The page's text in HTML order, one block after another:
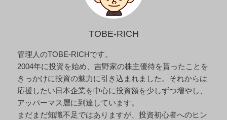
TOBE-RICH
管理人のTOBE-RICHです。
2004年に投資を始め、吉野家の株主優待を貰ったことを
きっかけに投資の魅力に引き込まれました。それからは
応援したい日本企業を中心に投資額を少しずつ増やし、
アッパーマス層に到達しています。
まだまだ知識不足ではありますが、投資初心者へのヒン